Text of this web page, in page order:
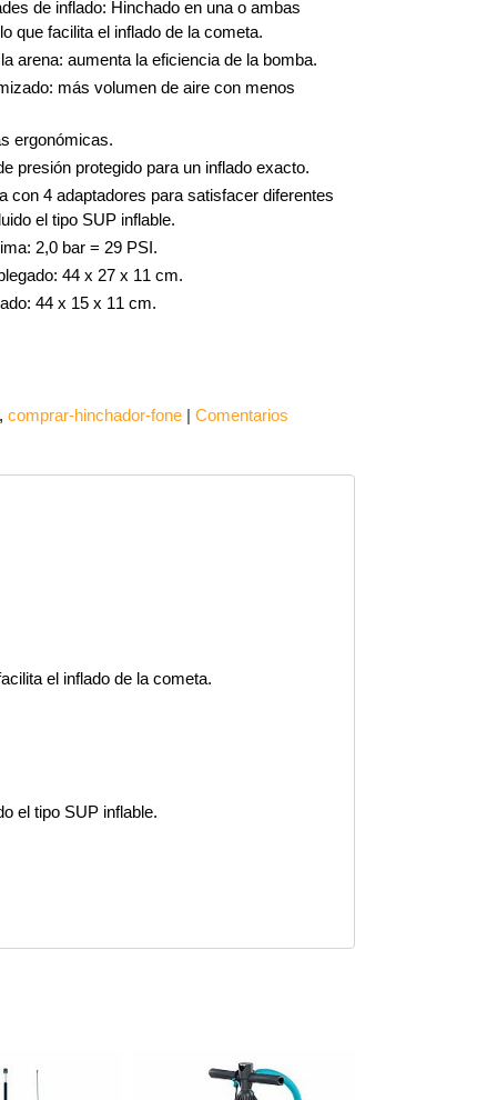
de inflado: Hinchado en una o ambas
que facilita el inflado de la cometa.
arena: aumenta la eficiencia de la bomba.
más volumen de aire con menos
ergonómicas.
presión protegido para un inflado exacto.
con 4 adaptadores para satisfacer diferentes
el tipo SUP inflable.
2,0 bar = 29 PSI.
44 x 27 x 11 cm.
44 x 15 x 11 cm.
comprar-hinchador-fone | Comentarios
el inflado de la cometa.
el tipo SUP inflable.